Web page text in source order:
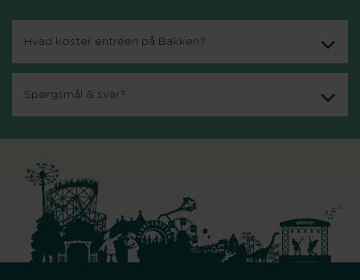
Hvad koster entréen på Bakken?
Spørgsmål & svar?